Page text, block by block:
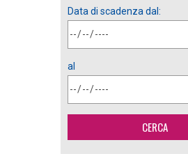
Data di scadenza dal:
al